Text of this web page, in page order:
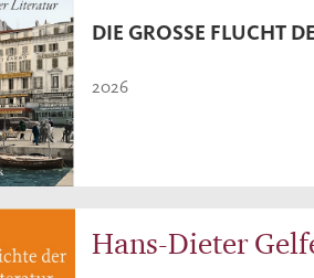
DIE GROSSE FLUCHT
2026
Hans-Dieter